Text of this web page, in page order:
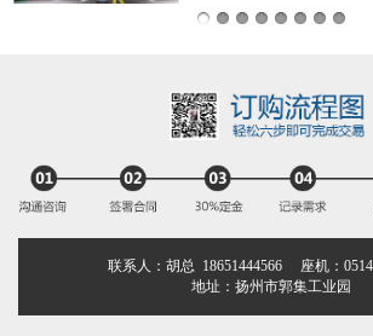
联系人：胡总 18651444566 座机：
地址：扬州市郭集工业园